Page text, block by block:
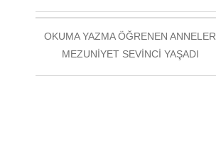
OKUMA YAZMA ÖĞRENEN ANNELER
MEZUNİYET SEVİNCİ YAŞADI